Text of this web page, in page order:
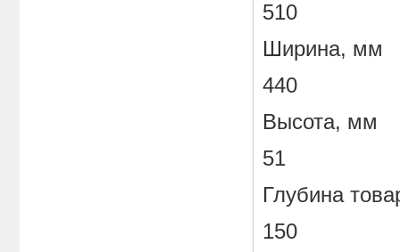
510
Ширина, мм
440
Высота, мм
51
Глубина
150